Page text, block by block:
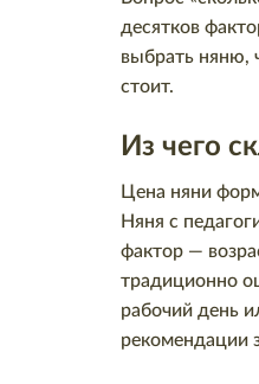
десятков
выбрать няню,
стоит.
Из чего
Цена няни
Няня с
фактор —
традиционно
рабочий день
рекомендации